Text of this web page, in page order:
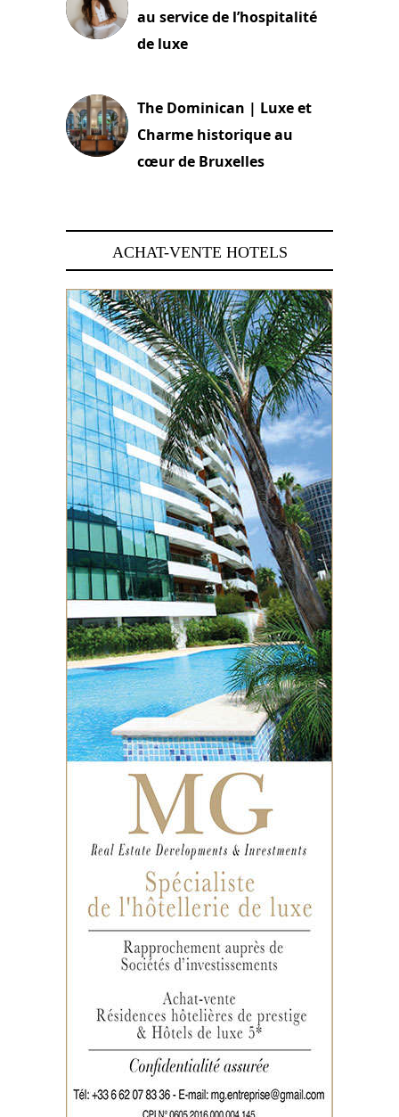
au service de l’hospitalité
de luxe
The Dominican | Luxe et
Charme historique au
cœur de Bruxelles
ACHAT-VENTE HOTELS